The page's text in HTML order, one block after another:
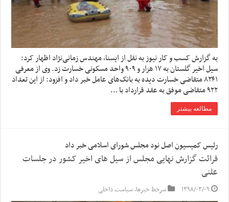
به گزارش کسب و کار نیوز به نقل از ایسنا, مهندس زمانی‌نژاد اظهار کرد:
سیل اخیر گلستان به ۱۷ هزار و ۹۰۹ واحد مسکونی خسارت زد. وی از معرفی
۸۲۴۱ متقاضی خسارت دیده به بانک‌های عامل خبر داد و افزود: از این تعداد
۹۲۲ متقاضی موفق به عقد قرارداد با …
مطالعه بیشتر
رئیس کمیسیون اصل نود مجلس شورای اسلامی خبر داد
قرائت گزارش نهایی مجلس از سیل های اخیر کشور در جلسات
علنی
۱۳۹۸/۰۳/۰۹ سرخط خبرها,سیاست داخلی